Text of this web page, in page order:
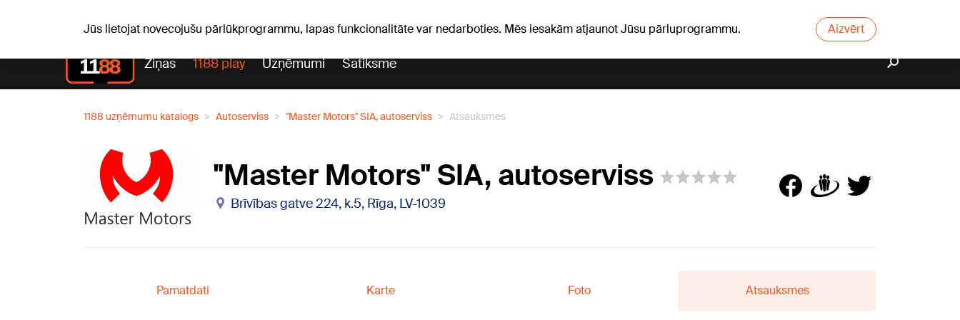
Jūs lietojat novecojušu pārlūkprogrammu, lapas funkcionalitāte var nedarboties. Mēs iesakām atjaunot Jūsu pārluprogrammu. Aizvērt
Ziņas 1188 play Uzņēmumi Satiksme
1188 uzņēmumu katalogs Autoserviss "Master Motors" SIA, autoserviss Atsauksmes
"Master Motors" SIA, autoserviss
Brīvības gatve 224, k.5, Rīga, LV-1039
Pamatdati Karte Foto Atsauksmes